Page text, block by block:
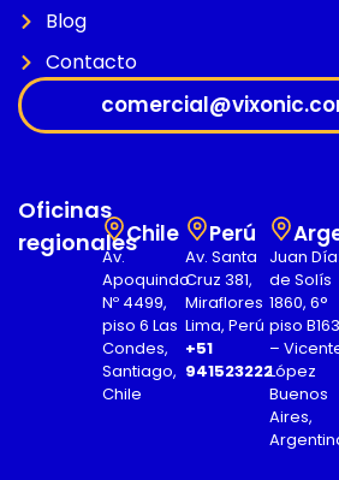
Blog
Contacto
Oficinas
regionalesChile
Av.
Apoquindo
Nº 4499,
piso 6 Las
Condes,
Santiago,
Chile
Perú
Av. Santa
Cruz 381,
Miraflores
Lima, Perú
+51
941523222
Juan
de Solís
1860, 6°
piso
–
López
Buenos
Aires,